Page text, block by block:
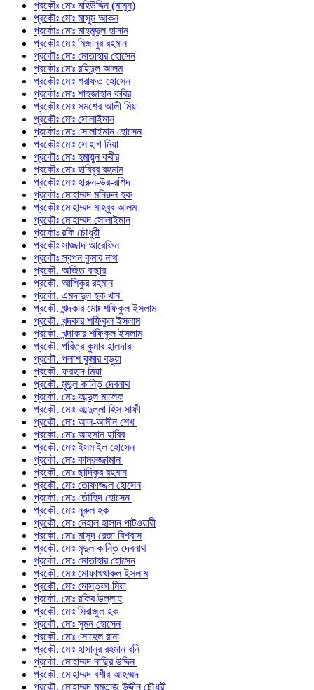
প্রকৌঃ মোঃ মহিউদ্দিন (মামুন)
প্রকৌঃ মোঃ মাসুম আকন
প্রকৌঃ মোঃ মাহমুদুল হাসান
প্রকৌঃ মোঃ মিজানুর রহমান
প্রকৌঃ মোঃ মোতাহার হোসেন
প্রকৌঃ মোঃ রহিদুল আলম
প্রকৌঃ মোঃ শরাফত হোসেন
প্রকৌঃ মোঃ শাহজাহান কবির
প্রকৌঃ মোঃ সমশের আলী মিয়া
প্রকৌঃ মোঃ সোলাইমান
প্রকৌঃ মোঃ সোলাইমান হোসেন
প্রকৌঃ মোঃ সোহাগ মিয়া
প্রকৌঃ মোঃ হমায়ুন কবীর
প্রকৌঃ মোঃ হাবিবুর রহমান
প্রকৌঃ মোঃ হারুন-উর-রশিদ
প্রকৌঃ মোহাম্মদ মনিরুল হক
প্রকৌঃ মোহাম্মদ মাহবুব আলম
প্রকৌঃ মোহাম্মদ সোলাইমান
প্রকৌঃ রকি চৌধুরী
প্রকৌঃ সাজ্জাদ আরেফিন
প্রকৌঃ স্বপন কুমার নাথ
প্রকৌ. অজিত বাছার
প্রকৌ. আশিকুর রহমান
প্রকৌ. এমদাদুল হক খান
প্রকৌ. খন্দকার মোঃ শফিকুল ইসলাম
প্রকৌ. খন্দকার শফিকুল ইসলাম
প্রকৌ. খন্দাকার শফিকুল ইসলাম
প্রকৌ. পবিত্র কুমার হালদার
প্রকৌ. পলাশ কুমার বড়ুয়া
প্রকৌ. ফরহাদ মিয়া
প্রকৌ. মৃদুল কান্তি দেবনাথ
প্রকৌ. মোঃ আব্দুল মালেক
প্রকৌ. মোঃ আব্দুল্লা হিস সাফী
প্রকৌ. মোঃ আল-আমীন শেখ
প্রকৌ. মোঃ আহসান হাবিব
প্রকৌ. মোঃ ইসমাইল হোসেন
প্রকৌ. মোঃ কামরুজ্জামান
প্রকৌ. মোঃ ছাদিকুর রহমান
প্রকৌ. মোঃ তোফাজ্জল হোসেন
প্রকৌ. মোঃ তৌহিদ হোসেন
প্রকৌ. মোঃ নূরুল হক
প্রকৌ. মোঃ নেহাল হাসান পাটওয়ারী
প্রকৌ. মোঃ মাসুদ রেজা বিশ্বাস
প্রকৌ. মোঃ মৃদুল কান্তি দেবনাথ
প্রকৌ. মোঃ মোতাহার হোসেন
প্রকৌ. মোঃ মোফাখখারুল ইসলাম
প্রকৌ. মোঃ মোস্তফা মিয়া
প্রকৌ. মোঃ রকিব উল্লাহ
প্রকৌ. মোঃ সিরাজুল হক
প্রকৌ. মোঃ সুমন হোসেন
প্রকৌ. মোঃ সোহেল রানা
প্রকৌ. মোঃ হাসানুর রহমান রনি
প্রকৌ. মোহাম্মদ নাছির উদ্দিন
প্রকৌ. মোহাম্মদ বশীর আহম্মদ
প্রকৌ. মোহাম্মদ মমতাজ উদ্দীন চৌধুরী